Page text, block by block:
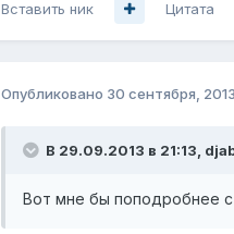
Вставить ник Цитата
Опубликовано 30 сентября, 2013
В 29.09.2013 в 21:13,
Вот мне бы поподробнее